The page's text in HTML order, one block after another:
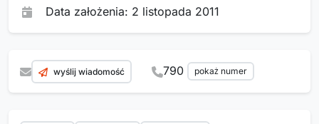
Data założenia: 2 listopada 2011
wyślij wiadomość 790 pokaż numer